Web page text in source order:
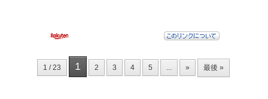
1 / 23 1 2 3 4 5 ... » 最後 »